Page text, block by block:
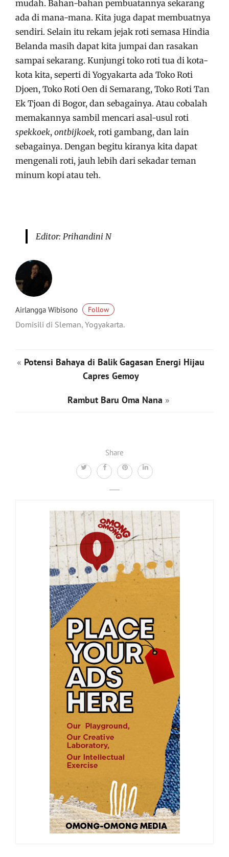
Share
mudah. Bahan-bahan pembuatannya sekarang
ada di mana-mana. Kita juga dapat membuatnya
sendiri. Selain itu rekam jejak roti semasa Hindia
Belanda masih dapat kita jumpai dan rasakan
sampai sekarang. Kunjungi toko roti tua di kota-
kota kita, seperti di Yogyakarta ada Toko Roti
Djoen, Toko Roti Oen di Semarang, Toko Roti Tan
Ek Tjoan di Bogor, dan sebagainya. Atau cobalah
memakannya sambil mencari asal-usul roti
spekkoek, ontbijkoek, roti gambang, dan lain
sebagainya. Dengan begitu kiranya kita dapat
mengenali roti, jauh lebih dari sekadar teman
minum kopi atau teh.
Editor: Prihandini N
Airlangga Wibisono Follow
Domisili di Sleman, Yogyakarta.
« Potensi Bahaya di Balik Gagasan Energi Hijau
Capres Gemoy
Rambut Baru Oma Nana »